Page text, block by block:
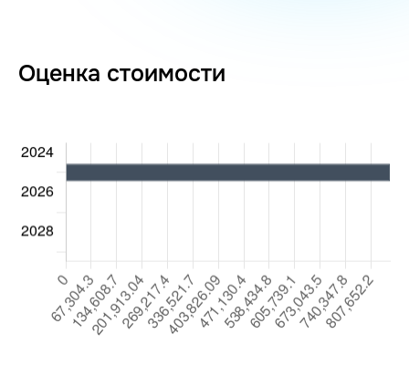
Оценка стоимости